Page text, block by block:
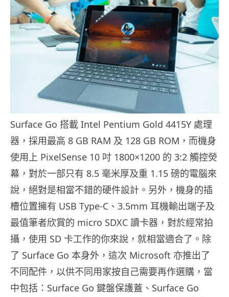
Surface Go 搭載 Intel Pentium Gold 4415Y 處理
器，採用最高 8 GB RAM 及 128 GB ROM，而機身
使用上 PixelSense 10 吋 1800×1200 的 3:2 觸控熒
幕，對於一部只有 8.5 毫米厚及重 1.15 磅的電腦來
說，絕對是相當不錯的硬件設計。另外，機身的插
槽位置擁有 USB Type-C、3.5mm 耳機輸出端子及
最值筆者欣賞的 micro SDXC 讀卡器，對於經常拍
攝，使用 SD 卡工作的你來說，就相當適合了。除
了 Surface Go 本身外，這次 Microsoft 亦推出了
不同配件，以供不同用家按自己需要再作選購，當
中包括：Surface Go 鍵盤保護蓋、Surface Go